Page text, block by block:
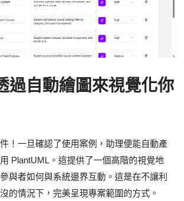
過自動繪圖來視覺化你
！一旦確認了使用案例，助理便能自動產
用 PlantUML。這提供了一個高階的視覺地
與者如何與系統邊界互動。這是在不讓利
的情況下，完美呈現專案範圍的方式。